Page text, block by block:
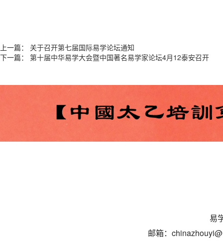
上一篇： 关于召开第七届国际易学论坛通知
下一篇： 第十届中华易学大会暨中国著名易学家论坛4月12泰安召开
易
邮箱：